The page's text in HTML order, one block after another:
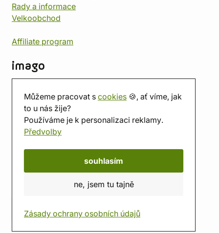
Můžeme pracovat s cookies 🍪, ať víme, jak
to u nás žije?
Používáme je k personalizaci reklamy.
Předvolby
souhlasím
ne, jsem tu tajně
Zásady ochrany osobních údajů
Rady a informace
Velkoobchod
Affiliate program
imago
Prodejna
Herna
O nás
Hodnocení obchodu